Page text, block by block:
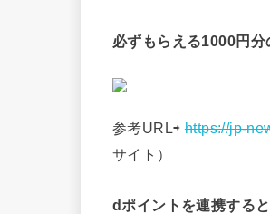
必ずもらえる1000円分
参考URL⇨https://jp-
サイト）
dポイントを連携する